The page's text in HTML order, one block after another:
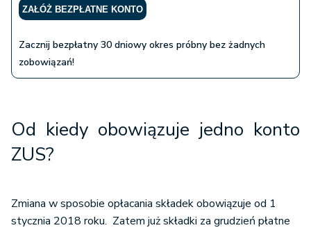
ZAŁÓŻ BEZPŁATNE KONTO
Zacznij bezpłatny 30 dniowy okres próbny bez żadnych
zobowiązań!
Od kiedy obowiązuje jedno konto
ZUS?
Zmiana w sposobie opłacania składek obowiązuje od 1
stycznia 2018 roku. Zatem już składki za grudzień płatne